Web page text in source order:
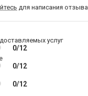
для написания отзыва
услуг
0/12
0/12
0/12